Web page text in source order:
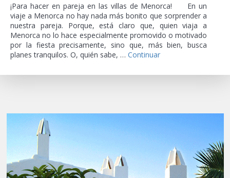
¡Para hacer en pareja en las villas de Menorca! En un
viaje a Menorca no hay nada más bonito que sorprender a
nuestra pareja. Porque, está claro que, quien viaja a
Menorca no lo hace especialmente promovido o motivado
por la fiesta precisamente, sino que, más bien, busca
planes tranquilos. O, quién sabe, … Continuar